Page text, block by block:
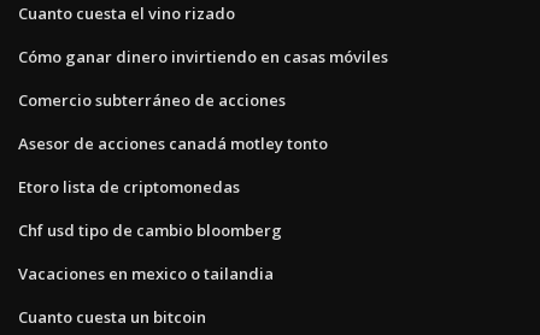
Cuanto cuesta el vino rizado
Cómo ganar dinero invirtiendo en casas móviles
Comercio subterráneo de acciones
Asesor de acciones canadá motley tonto
Etoro lista de criptomonedas
Chf usd tipo de cambio bloomberg
Vacaciones en mexico o tailandia
Cuanto cuesta un bitcoin